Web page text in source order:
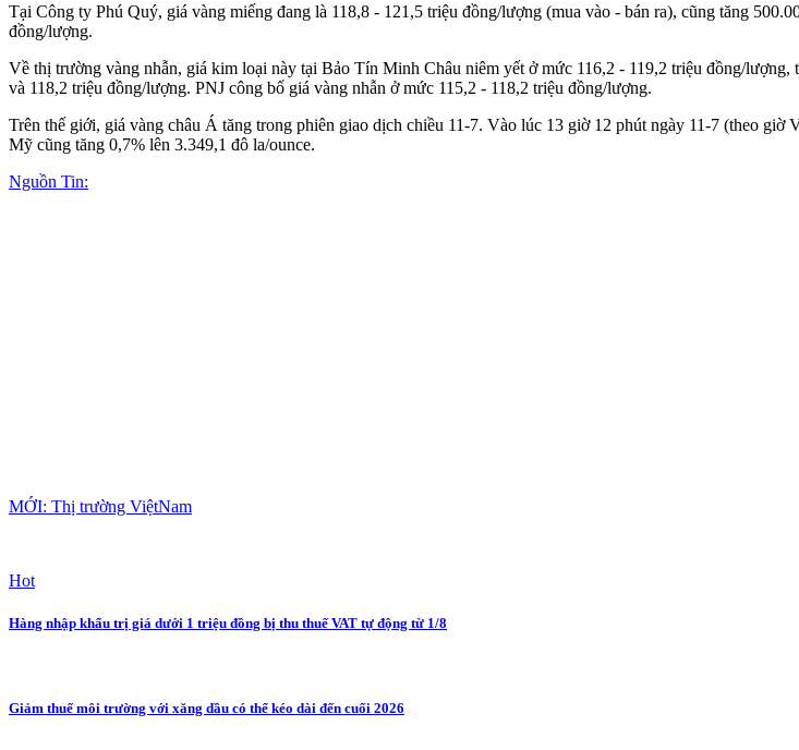
Tại Công ty Phú Quý, giá vàng miếng đang là 118,8 - 121,5 triệu đồng/lượng (mua vào - bán ra), cũng tăng
đồng/lượng.
Về thị trường vàng nhẫn, giá kim loại này tại Bảo Tín Minh Châu niêm yết ở mức 116,2 - 119,2 triệu đồng/
và 118,2 triệu đồng/lượng. PNJ công bố giá vàng nhẫn ở mức 115,2 - 118,2 triệu đồng/lượng.
Trên thế giới, giá vàng châu Á tăng trong phiên giao dịch chiều 11-7. Vào lúc 13 giờ 12 phút ngày 11-7 (theo
Mỹ cũng tăng 0,7% lên 3.349,1 đô la/ounce.
Nguồn Tin:
MỚI: Thị trường ViệtNam
Hot
Hàng nhập khẩu trị giá dưới 1 triệu đồng bị thu thuế VAT tự động từ 1/8
Giảm thuế môi trường với xăng dầu có thể kéo dài đến cuối 2026